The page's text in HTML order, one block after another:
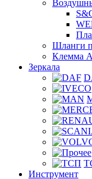
Шланги
Клемма
Зеркала
Инструмент